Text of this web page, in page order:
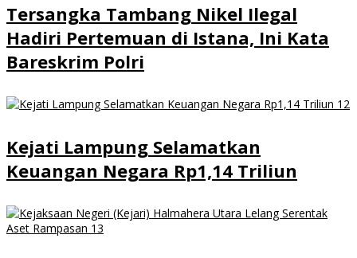
Tersangka Tambang Nikel Ilegal
Hadiri Pertemuan di Istana, Ini Kata
Bareskrim Polri
Kejati Lampung Selamatkan
Keuangan Negara Rp1,14 Triliun